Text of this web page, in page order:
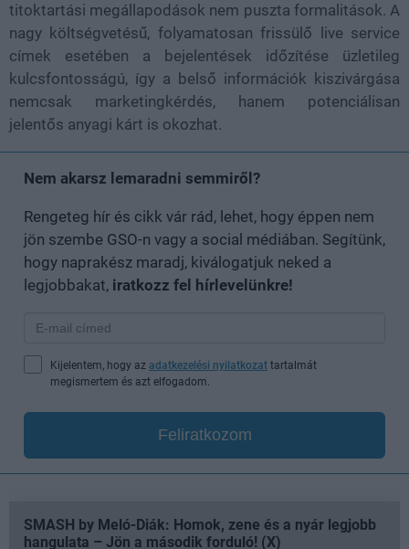
titoktartási megállapodások nem puszta formalitások. A
nagy költségvetésű, folyamatosan frissülő live service
címek esetében a bejelentések időzítése üzletileg
kulcsfontosságú, így a belső információk kiszivárgása
nemcsak marketingkérdés, hanem potenciálisan
jelentős anyagi kárt is okozhat.
Nem akarsz lemaradni semmiről?
Rengeteg hír és cikk vár rád, lehet, hogy éppen nem
jön szembe GSO-n vagy a social médiában. Segítünk,
hogy naprakész maradj, kiválogatjuk neked a
legjobbakat, iratkozz fel hírlevelünkre!
Kijelentem, hogy az adatkezelési nyilatkozat tartalmát
megismertem és azt elfogadom.
Feliratkozom
SMASH by Meló-Diák: Homok, zene és a nyár legjobb
hangulata – Jön a második forduló! (X)